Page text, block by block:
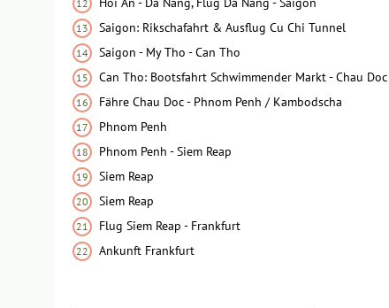
Saigon: Rikschafahrt & Ausflug Cu Chi Tunnel
Saigon - My Tho - Can Tho
Can Tho: Bootsfahrt Schwimmender Markt - Chau Doc
Fähre Chau Doc - Phnom Penh / Kambodscha
Phnom Penh
Phnom Penh - Siem Reap
Siem Reap
Siem Reap
Flug Siem Reap - Frankfurt
Ankunft Frankfurt